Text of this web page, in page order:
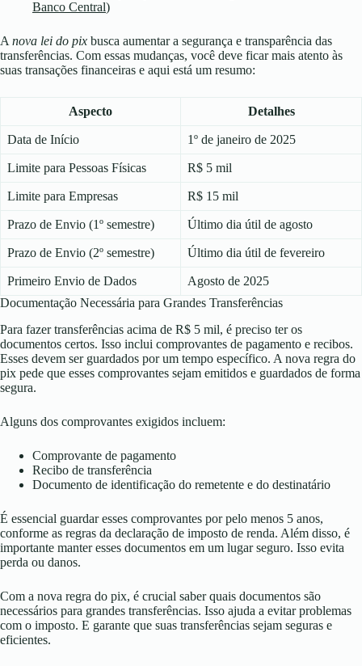
Banco Central)
A nova lei do pix busca aumentar a segurança e transparência das
transferências. Com essas mudanças, você deve ficar mais atento às
suas transações financeiras e aqui está um resumo:
Aspecto Detalhes
Data de Início 1º de janeiro de 2025
Limite para Pessoas Físicas R$ 5 mil
Limite para Empresas R$ 15 mil
Prazo de Envio (1º semestre) Último dia útil de agosto
Prazo de Envio (2º semestre) Último dia útil de fevereiro
Primeiro Envio de Dados
Agosto de 2025
Documentação Necessária para Grandes Transferências
Para fazer transferências acima de R$ 5 mil, é preciso ter os
documentos certos. Isso inclui comprovantes de pagamento e recibos.
Esses devem ser guardados por um tempo específico. A nova regra do
pix pede que esses comprovantes sejam emitidos e guardados de forma
segura.
Alguns dos comprovantes exigidos incluem:
Comprovante de pagamento
Recibo de transferência
Documento de identificação do remetente e do destinatário
É essencial guardar esses comprovantes por pelo menos 5 anos,
conforme as regras da declaração de imposto de renda. Além disso, é
importante manter esses documentos em um lugar seguro. Isso evita
perda ou danos.
Com a nova regra do pix, é crucial saber quais documentos são
necessários para grandes transferências. Isso ajuda a evitar problemas
com o imposto. E garante que suas transferências sejam seguras e
eficientes.